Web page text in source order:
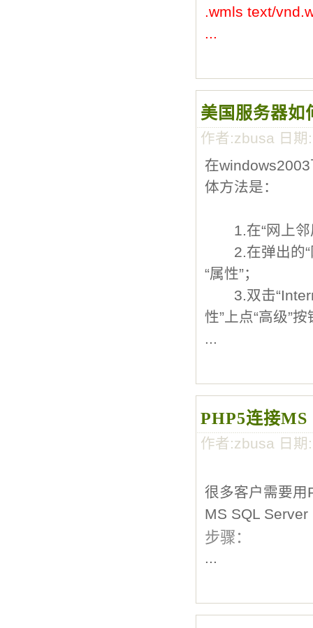
.wmls text/
...
美国服务器如
作者:zbusa 日
在
体方法是：
1.在“网上邻
2.在弹出的“
“属性”；
3.双击
性”上点“高级”按
...
PHP5连接MS
作者:zbusa 日
很多客户需要用
MS SQL Server
步骤：
...